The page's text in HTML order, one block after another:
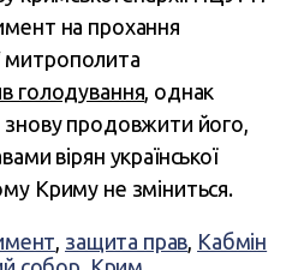
на прохання
голодування, однак
знову продовжити його,
вірян української
Криму не зміниться.
, защита прав, Кабмін